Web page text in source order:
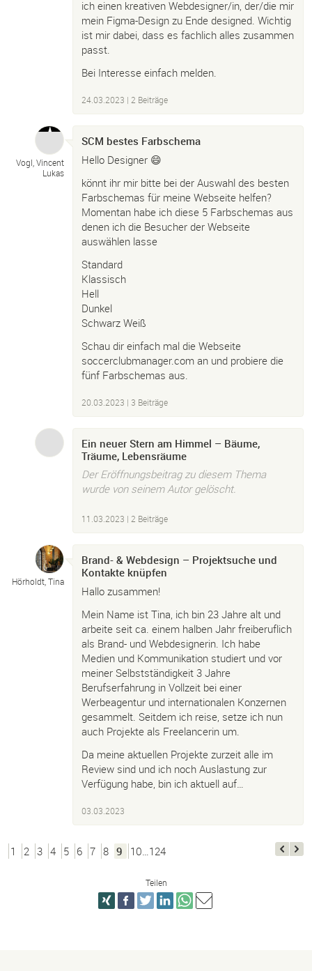
ich einen kreativen Webdesigner/in, der/die mir
mein Figma-Design zu Ende designed. Wichtig
ist mir dabei, dass es fachlich alles zusammen
passt.
Bei Interesse einfach melden.
24.03.2023 | 2 Beiträge
Vogl, Vincent
Lukas
SCM bestes Farbschema
Hello Designer 😄
könnt ihr mir bitte bei der Auswahl des besten
Farbschemas für meine Webseite helfen?
Momentan habe ich diese 5 Farbschemas aus
denen ich die Besucher der Webseite
auswählen lasse
Standard
Klassisch
Hell
Dunkel
Schwarz Weiß
Schau dir einfach mal die Webseite
soccerclubmanager.com an und probiere die
fünf Farbschemas aus.
20.03.2023 | 3 Beiträge
Ein neuer Stern am Himmel – Bäume,
Träume, Lebensräume
Der Eröffnungsbeitrag zu diesem Thema
wurde von seinem Autor gelöscht.
11.03.2023 | 2 Beiträge
Hörholdt, Tina
Brand- & Webdesign – Projektsuche und
Kontakte knüpfen
Hallo zusammen!
Mein Name ist Tina, ich bin 23 Jahre alt und
arbeite seit ca. einem halben Jahr freiberuflich
als Brand- und Webdesignerin. Ich habe
Medien und Kommunikation studiert und vor
meiner Selbstständigkeit 3 Jahre
Berufserfahrung in Vollzeit bei einer
Werbeagentur und internationalen Konzernen
gesammelt. Seitdem ich reise, setze ich nun
auch Projekte als Freelancerin um.
Da meine aktuellen Projekte zurzeit alle im
Review sind und ich noch Auslastung zur
Verfügung habe, bin ich aktuell auf…
03.03.2023
1 2 3 4 5 6 7 8 9 10…124
Teilen